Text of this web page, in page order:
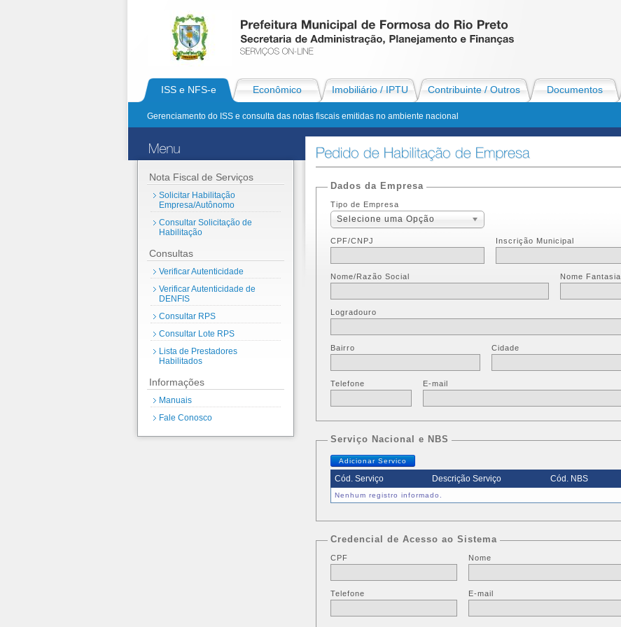
ISS e NFS-e
Gerenciamento do ISS e consulta das notas fiscais emitidas no ambiente nacional
Econômico Imobiliário / IPTU Contribuinte / Outros Documentos
Dados da Empresa
Tipo de Empresa
Selecione uma Opção
CPF/CNPJ Inscrição Municipal
Nome/Razão Social Nome Fantasia
Logradouro
Bairro Cidade
Telefone E-mail
Serviço Nacional e NBS
Adicionar Servico
Cód. Serviço Descrição Serviço Cód. NBS
Nenhum registro informado.
Credencial de Acesso ao Sistema
CPF Nome
Telefone E-mail
Nota Fiscal de Serviços
Solicitar Habilitação
Empresa/Autônomo
Consultar Solicitação de
Habilitação
Consultas
Verificar Autenticidade
Verificar Autenticidade de
DENFIS
Consultar RPS
Consultar Lote RPS
Lista de Prestadores
Habilitados
Informações
Manuais
Fale Conosco